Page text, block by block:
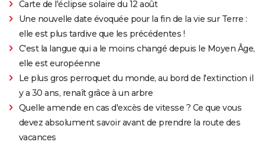
Carte de l'éclipse solaire du 12 août
Une nouvelle date évoquée pour la fin de la vie sur Terre :
elle est plus tardive que les précédentes !
C'est la langue qui a le moins changé depuis le Moyen Âge,
elle est européenne
Le plus gros perroquet du monde, au bord de l'extinction il
y a 30 ans, renaît grâce à un arbre
Quelle amende en cas d'excès de vitesse ? Ce que vous
devez absolument savoir avant de prendre la route des
vacances